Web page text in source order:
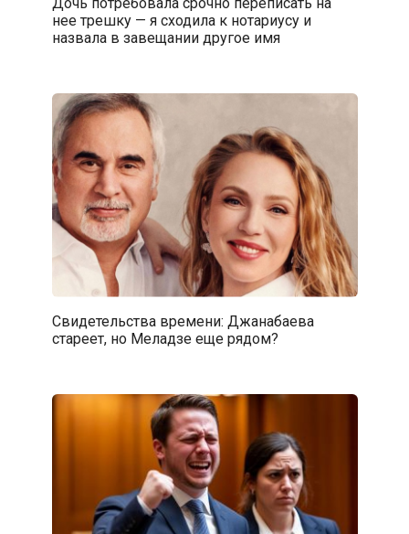
нее трешку — я сходила к нотариусу и
назвала в завещании другое имя
Свидетельства времени: Джанабаева
стареет, но Меладзе еще рядом?